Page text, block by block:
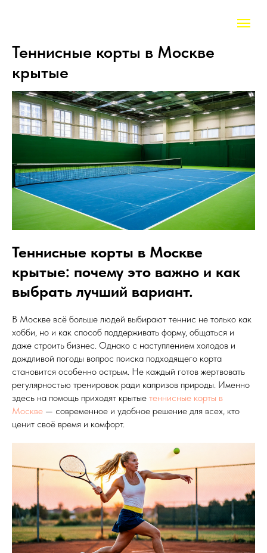
Теннисные корты в Москве
крытые
Теннисные корты в Москве
крытые: почему это важно и как
выбрать лучший вариант.
В Москве всё больше людей выбирают теннис не только как
хобби, но и как способ поддерживать форму, общаться и
даже строить бизнес. Однако с наступлением холодов и
дождливой погоды вопрос поиска подходящего корта
становится особенно острым. Не каждый готов жертвовать
регулярностью тренировок ради капризов природы. Именно
здесь на помощь приходят крытые теннисные корты в
Москве — современное и удобное решение для всех, кто
ценит своё время и комфорт.